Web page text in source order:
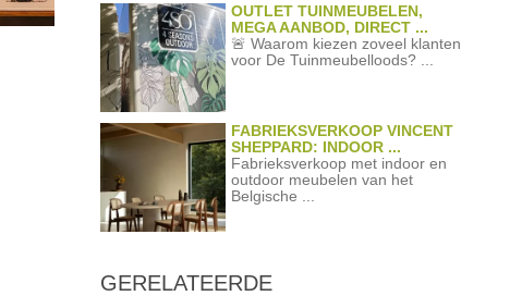
OUTLET TUINMEUBELEN,
MEGA AANBOD, DIRECT ...
🚨 Waarom kiezen zoveel klanten
voor De Tuinmeubelloods? ...
FABRIEKSVERKOOP VINCENT
SHEPPARD: INDOOR ...
Fabrieksverkoop met indoor en
outdoor meubelen van het
Belgische ...
GERELATEERDE